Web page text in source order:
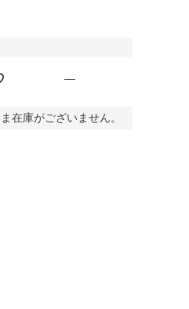
—
在庫がございません。